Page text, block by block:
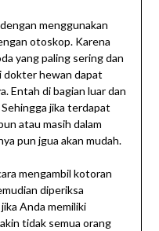
menggunakan
otoskop. Karena
yang paling sering dan
dokter hewan dapat
Entah di bagian luar dan
jika terdapat
atau masih dalam
pun jgua akan mudah.
mengambil kotoran
diperiksa
Anda memiliki
tidak semua orang